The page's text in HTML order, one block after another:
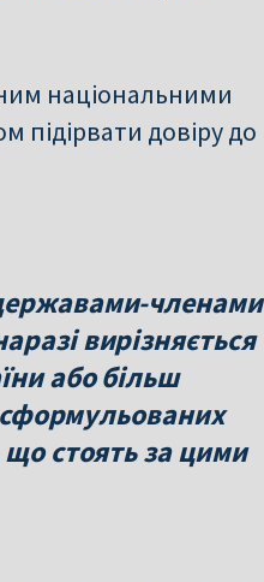
національними
підірвати довіру до
членами
вирізняється
або більш
сформульованих
що стоять за цими